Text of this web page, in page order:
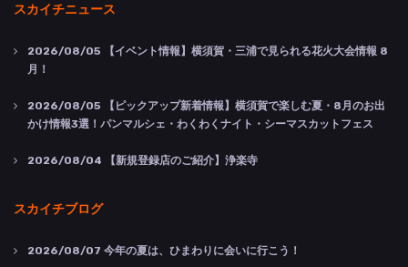
スカイチニュース
2026/08/05 【イベント情報】横須賀・三浦で見られる花火大会情報 8
月！
2026/08/05 【ピックアップ新着情報】横須賀で楽しむ夏・8月のお出
かけ情報3選！パンマルシェ・わくわくナイト・シーマスカットフェス
2026/08/04 【新規登録店のご紹介】浄楽寺
スカイチブログ
2026/08/07 今年の夏は、ひまわりに会いに行こう！